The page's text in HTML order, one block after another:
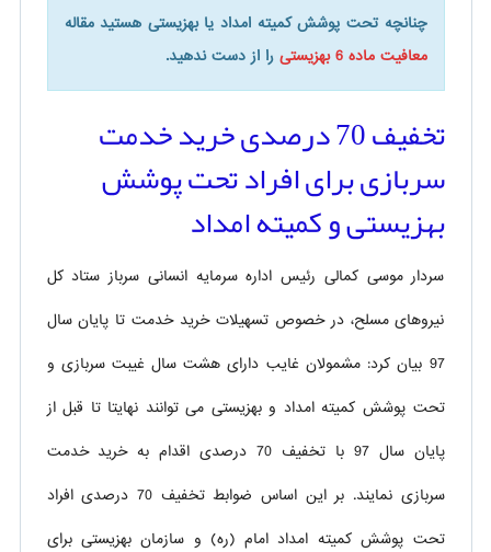
چنانچه تحت پوشش کمیته امداد یا بهزیستی هستید مقاله
معافیت ماده 6 بهزیستی
را از دست ندهید.
تخفیف 70 درصدی خرید خدمت
سربازی برای افراد تحت پوشش
بهزیستی و کمیته امداد
سردار موسی کمالی رئیس اداره سرمایه انسانی سرباز ستاد کل
نیروهای مسلح، در خصوص تسهیلات خرید خدمت تا پایان سال
97 بیان کرد: مشمولان غایب دارای هشت سال غیبت سربازی و
تحت پوشش کمیته امداد و بهزیستی می توانند نهایتا تا قبل از
پایان سال 97 با تخفیف 70 درصدی اقدام به خرید خدمت
سربازی نمایند. بر این اساس ضوابط تخفیف 70 درصدی افراد
تحت پوشش کمیته امداد امام (ره) و سازمان بهزیستی برای